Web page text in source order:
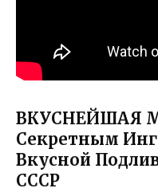
ВКУСНЕЙШАЯ
Секретным
Вкусной
СССР